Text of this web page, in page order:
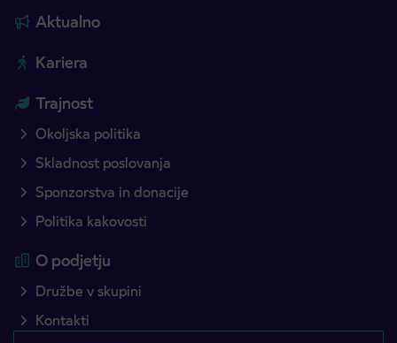
Aktualno
Kariera
Trajnost
Okoljska politika
Skladnost poslovanja
Sponzorstva in donacije
Politika kakovosti
O podjetju
Družbe v skupini
Kontakti